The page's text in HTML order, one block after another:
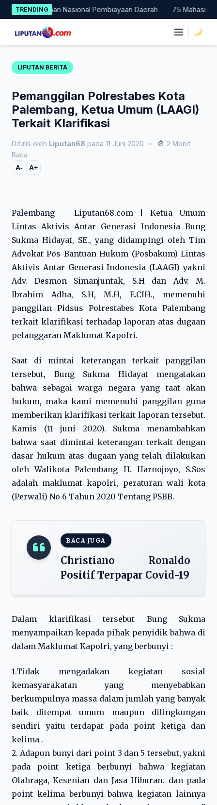
Skip
to
content
TRENDINGNasional Pembiayaan Daerah 75 Mahasiswa
LIPUTAN BERITA
Pemanggilan Polrestabes Kota
Palembang, Ketua Umum (LAAGI)
Terkait Klarifikasi
Ditulis oleh Liputan68 pada 11 Juni 2020 •
2 Menit
Baca
A- A+
Palembang – Liputan68.com | Ketua Umum
Lintas Aktivis Antar Generasi Indonesia Bung
Sukma Hidayat, SE., yang didampingi oleh Tim
Advokat Pos Bantuan Hukum (Posbakum) Lintas
Aktivis Antar Generasi Indonesia (LAAGI) yakni
Adv. Desmon Simanjuntak, S.H dan Adv. M.
Ibrahim Adha, S.H, M.H, E.CIH., memenuhi
panggilan Pidsus Polrestabes Kota Palembang
terkait klarifikasi terhadap laporan atas dugaan
pelanggaran Maklumat Kapolri.
Saat di mintai keterangan terkait panggilan
tersebut, Bung Sukma Hidayat mengatakan
bahwa sebagai warga negara yang taat akan
hukum, maka kami memenuhi panggilan guna
memberikan klarifikasi terkait laporan tersebut.
Kamis (11 juni 2020). Sukma menambahkan
bahwa saat dimintai keterangan terkait dengan
dasar hukum atas dugaan yang telah dilakukan
oleh Walikota Palembang H. Harnojoyo, S.Sos
adalah maklumat kapolri, peraturan wali kota
(Perwali) No 6 Tahun 2020 Tentang PSBB.
BACA JUGA
Christiano Ronaldo
Positif Terpapar Covid-19
Dalam klarifikasi tersebut Bung Sukma
menyampaikan kepada pihak penyidik bahwa di
dalam Maklumat Kapolri, yang berbunyi :
1.Tidak mengadakan kegiatan sosial
kemasyarakatan yang menyebabkan
berkumpulnya massa dalam jumlah yang banyak
baik ditempat umum maupun dilingkungan
sendiri yaitu terdapat pada point ketiga dan
kelima .
2. Adapun bunyi dari point 3 dan 5 tersebut, yakni
pada point ketiga berbunyi bahwa kegiatan
Olahraga, Kesenian dan Jasa Hiburan. dan pada
point kelima berbunyi bahwa kegiatan lainnya